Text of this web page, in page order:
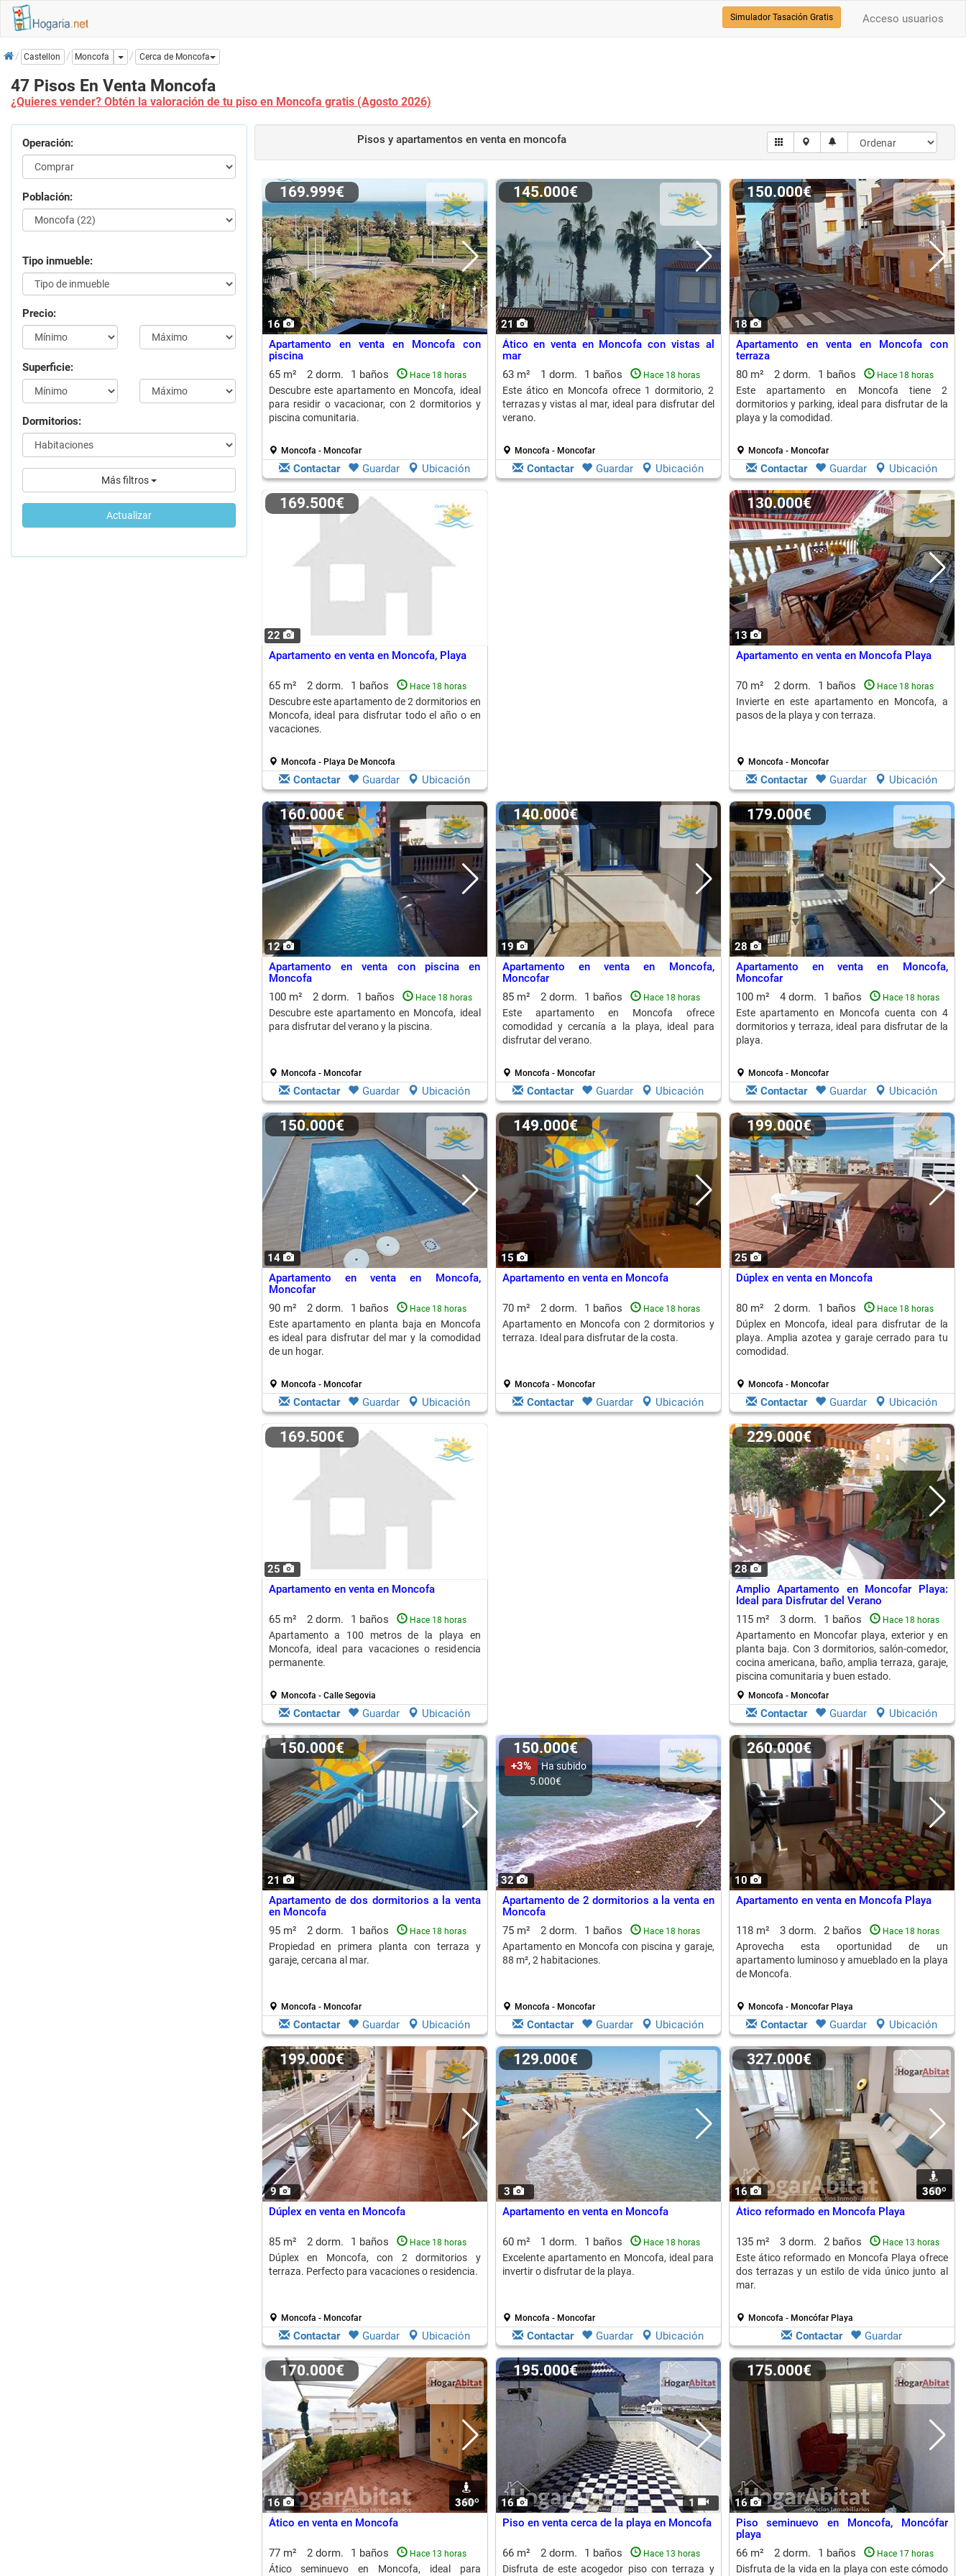
Acceso usuarios
Simulador Tasación Gratis
InicioCastellon Moncofa Dropdown
Cerca de Moncofa
47 Pisos En Venta Moncofa
¿Quieres vender? Obtén la valoración de tu piso en Moncofa gratis (Agosto 2026)
Operación:
Población:
Tipo inmueble:
Precio:
Superficie:
Dormitorios:
Más filtros
Actualizar
Pisos y apartamentos en ventaen moncofa
16
169.999€
Apartamento en venta en Moncofa con
piscina
65 m²
2 dorm. 1 baños Hace 18 horas
Descubre este apartamento en Moncofa, ideal
para residir o vacacionar, con 2 dormitorios y
piscina comunitaria.
Moncofa - Moncofar
Contactar Guardar Ubicación
21
145.000€
Ático en venta en Moncofa con vistas al
mar
63 m²
1 dorm. 1 baños Hace 18 horas
Este ático en Moncofa ofrece 1 dormitorio, 2
terrazas y vistas al mar, ideal para disfrutar del
verano.
Moncofa - Moncofar
Contactar Guardar Ubicación
18
150.000€
Apartamento en venta en Moncofa con
terraza
80 m²
2 dorm. 1 baños Hace 18 horas
Este apartamento en Moncofa tiene 2
dormitorios y parking, ideal para disfrutar de la
playa y la comodidad.
Moncofa - Moncofar
Contactar Guardar Ubicación
22
169.500€
Apartamento en venta en Moncofa, Playa
65 m² 2 dorm. 1 baños Hace 18 horas
Descubre este apartamento de 2 dormitorios en
Moncofa, ideal para disfrutar todo el año o en
vacaciones.
Moncofa - Playa De Moncofa
Contactar Guardar Ubicación
13
130.000€
Apartamento en venta en Moncofa Playa
70 m² 2 dorm. 1 baños Hace 18 horas
Invierte en este apartamento en Moncofa, a
pasos de la playa y con terraza.
Moncofa - Moncofar
Contactar Guardar Ubicación
12
160.000€
Apartamento en venta con piscina en
Moncofa
100 m²
2 dorm. 1 baños Hace 18 horas
Descubre este apartamento en Moncofa, ideal
para disfrutar del verano y la piscina.
Moncofa - Moncofar
Contactar Guardar Ubicación
19
140.000€
Apartamento en venta en Moncofa,
Moncofar
85 m²
2 dorm. 1 baños Hace 18 horas
Este apartamento en Moncofa ofrece
comodidad y cercanía a la playa, ideal para
disfrutar del verano.
Moncofa - Moncofar
Contactar Guardar Ubicación
28
179.000€
Apartamento en venta en Moncofa,
Moncofar
100 m²
4 dorm. 1 baños Hace 18 horas
Este apartamento en Moncofa cuenta con 4
dormitorios y terraza, ideal para disfrutar de la
playa.
Moncofa - Moncofar
Contactar Guardar Ubicación
14
150.000€
Apartamento en venta en Moncofa,
Moncofar
90 m²
2 dorm. 1 baños Hace 18 horas
Este apartamento en planta baja en Moncofa
es ideal para disfrutar del mar y la comodidad
de un hogar.
Moncofa - Moncofar
Contactar Guardar Ubicación
15
149.000€
Apartamento en venta en Moncofa
70 m² 2 dorm. 1 baños Hace 18 horas
Apartamento en Moncofa con 2 dormitorios y
terraza. Ideal para disfrutar de la costa.
Moncofa - Moncofar
Contactar Guardar Ubicación
25
199.000€
Dúplex en venta en Moncofa
80 m² 2 dorm. 1 baños Hace 18 horas
Dúplex en Moncofa, ideal para disfrutar de la
playa. Amplia azotea y garaje cerrado para tu
comodidad.
Moncofa - Moncofar
Contactar Guardar Ubicación
25
169.500€
Apartamento en venta en Moncofa
65 m² 2 dorm. 1 baños Hace 18 horas
Apartamento a 100 metros de la playa en
Moncofa, ideal para vacaciones o residencia
permanente.
Moncofa - Calle Segovia
Contactar Guardar Ubicación
28
229.000€
Amplio Apartamento en Moncofar Playa:
Ideal para Disfrutar del Verano
115 m²
3 dorm. 1 baños Hace 18 horas
Apartamento en Moncofar playa, exterior y en
planta baja. Con 3 dormitorios, salón-comedor,
cocina americana, baño, amplia terraza, garaje,
piscina comunitaria y buen estado.
Moncofa - Moncofar
Contactar Guardar Ubicación
21
150.000€
Apartamento de dos dormitorios a la venta
en Moncofa
95 m²
2 dorm. 1 baños Hace 18 horas
Propiedad en primera planta con terraza y
garaje, cercana al mar.
Moncofa - Moncofar
Contactar Guardar Ubicación
32
150.000€
+3%
Ha subido
5.000€
Apartamento de 2 dormitorios a la venta en
Moncofa
75 m²
2 dorm. 1 baños Hace 18 horas
Apartamento en Moncofa con piscina y garaje,
88 m², 2 habitaciones.
Moncofa - Moncofar
Contactar Guardar Ubicación
10
260.000€
Apartamento en venta en Moncofa Playa
118 m² 3 dorm. 2 baños Hace 18 horas
Aprovecha esta oportunidad de un
apartamento luminoso y amueblado en la playa
de Moncofa.
Moncofa - Moncofar Playa
Contactar Guardar Ubicación
9
199.000€
Dúplex en venta en Moncofa
85 m² 2 dorm. 1 baños Hace 18 horas
Dúplex en Moncofa, con 2 dormitorios y
terraza. Perfecto para vacaciones o residencia.
Moncofa - Moncofar
Contactar Guardar Ubicación
3
129.000€
Apartamento en venta en Moncofa
60 m² 1 dorm. 1 baños Hace 18 horas
Excelente apartamento en Moncofa, ideal para
invertir o disfrutar de la playa.
Moncofa - Moncofar
Contactar Guardar Ubicación
16 1
360º
327.000€
Ático reformado en Moncofa Playa
135 m² 3 dorm. 2 baños Hace 13 horas
Este ático reformado en Moncofa Playa ofrece
dos terrazas y un estilo de vida único junto al
mar.
Moncofa - Moncófar Playa
Contactar Guardar
16 1
360º
170.000€
Ático en venta en Moncofa
77 m² 2 dorm. 1 baños Hace 13 horas
Ático seminuevo en Moncofa, ideal para
16 1
195.000€
Piso en venta cerca de la playa en Moncofa
66 m² 2 dorm. 1 baños Hace 13 horas
Disfruta de este acogedor piso con terraza y
16
175.000€
Piso seminuevo en Moncofa, Moncófar
playa
66 m²
2 dorm. 1 baños Hace 17 horas
Disfruta de la vida en la playa con este cómodo